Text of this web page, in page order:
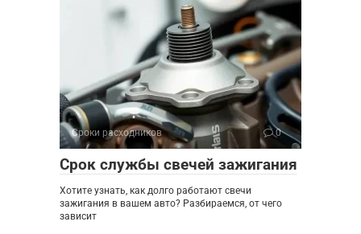
Сроки расходников 0
Срок службы свечей зажигания
Хотите узнать, как долго работают свечи
зажигания в вашем авто? Разбираемся, от чего
зависит